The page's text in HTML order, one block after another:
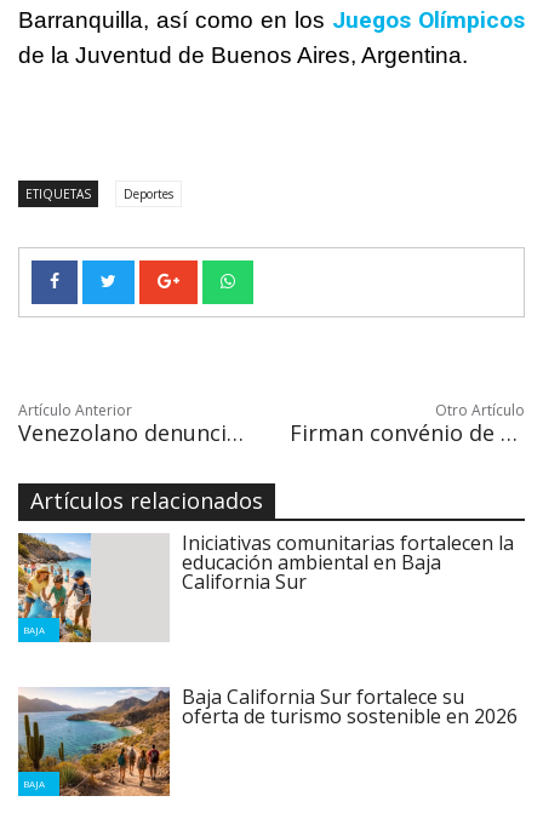
Barranquilla, así como en los Juegos Olímpicos
de la Juventud de Buenos Aires, Argentina.
ETIQUETAS Deportes
Artículo Anterior
Venezolano denuncia abuso de poder en el aeropuerto de Ciudad de México
Otro Artículo
Firman convénio de seguridad para destinos turísticos en Los Cabos
Artículos relacionados
BAJA
Iniciativas comunitarias fortalecen la
educación ambiental en Baja
California Sur
BAJA
Baja California Sur fortalece su
oferta de turismo sostenible en 2026